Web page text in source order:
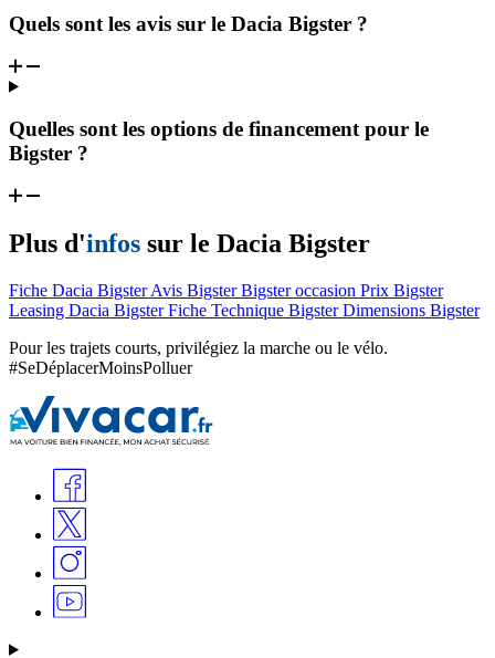
Quels sont les avis sur le Dacia Bigster ?
Quelles sont les options de financement pour le
Bigster ?
Plus d'infos sur le Dacia Bigster
Fiche Dacia Bigster Avis Bigster Bigster occasion Prix Bigster
Leasing Dacia Bigster Fiche Technique Bigster Dimensions Bigster
Pour les trajets courts, privilégiez la marche ou le vélo.
#SeDéplacerMoinsPolluer